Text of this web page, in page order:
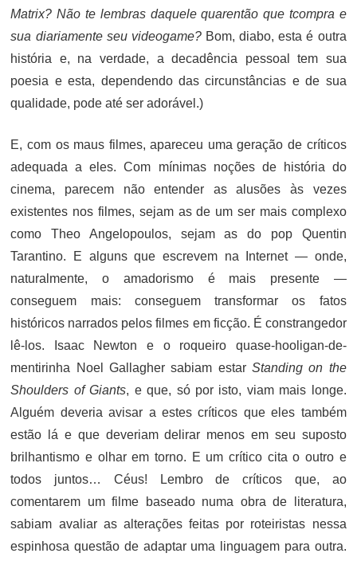
Matrix? Não te lembras daquele quarentão que tcompra e
sua diariamente seu videogame?Bom, diabo, esta é outra
história e, na verdade, a decadência pessoal tem sua
poesia e esta, dependendo das circunstâncias e de sua
qualidade, pode até ser adorável.)
E, com os maus filmes, apareceu uma geração de críticos
adequada a eles. Com mínimas noções de história do
cinema, parecem não entender as alusões às vezes
existentes nos filmes, sejam as de um ser mais complexo
como Theo Angelopoulos, sejam as do pop Quentin
Tarantino. E alguns que escrevem na Internet — onde,
naturalmente, o amadorismo é mais presente —
conseguem mais: conseguem transformar os fatos
históricos narrados pelos filmes em ficção. É constrangedor
lê-los. Isaac Newton e o roqueiro quase-hooligan-de-
mentirinha Noel Gallagher sabiam estar Standing on the
Shoulders of Giants, e que, só por isto, viam mais longe.
Alguém deveria avisar a estes críticos que eles também
estão lá e que deveriam delirar menos em seu suposto
brilhantismo e olhar em torno. E um crítico cita o outro e
todos juntos… Céus! Lembro de críticos que, ao
comentarem um filme baseado numa obra de literatura,
sabiam avaliar as alterações feitas por roteiristas nessa
espinhosa questão de adaptar uma linguagem para outra.